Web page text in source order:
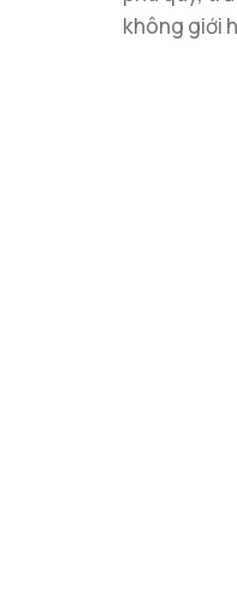
không giới